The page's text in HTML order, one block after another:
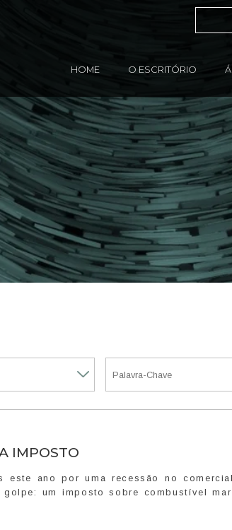
HOME O ESCRITÓRIO
IMPOSTO
este ano por uma recessão no
um imposto sobre combustível